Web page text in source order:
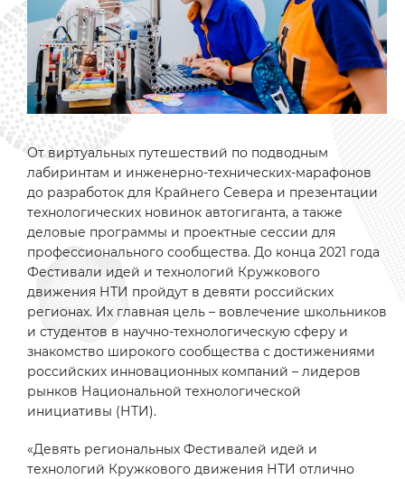
От виртуальных путешествий по подводным
лабиринтам и инженерно-технических-марафонов
до разработок для Крайнего Севера и презентации
технологических новинок автогиганта, а также
деловые программы и проектные сессии для
профессионального сообщества. До конца 2021 года
Фестивали идей и технологий Кружкового
движения НТИ пройдут в девяти российских
регионах. Их главная цель – вовлечение школьников
и студентов в научно-технологическую сферу и
знакомство широкого сообщества с достижениями
российских инновационных компаний – лидеров
рынков Национальной технологической
инициативы (НТИ).
«Девять региональных Фестивалей идей и
технологий Кружкового движения НТИ отлично